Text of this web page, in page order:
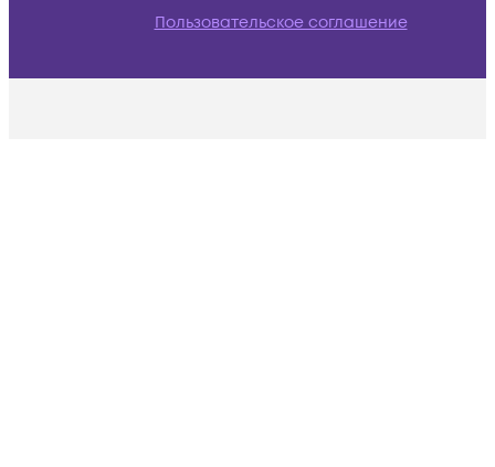
Пользовательское соглашение